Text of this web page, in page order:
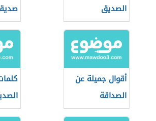
الصديق
أقوال جميلة عن
الصداقة